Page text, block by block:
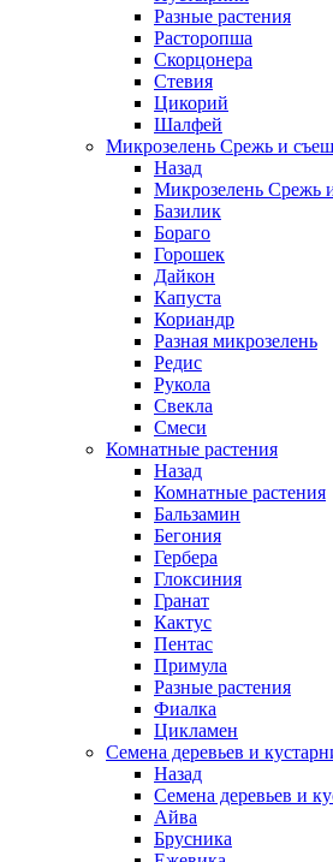
Разные растения
Расторопша
Скорцонера
Стевия
Цикорий
Шалфей
Микрозелень Срежь и
Назад
Микрозелень Срежь
Базилик
Бораго
Горошек
Дайкон
Капуста
Кориандр
Разная микрозелень
Редис
Рукола
Свекла
Смеси
Комнатные растения
Назад
Комнатные растения
Бальзамин
Бегония
Гербера
Глоксиния
Гранат
Кактус
Пентас
Примула
Разные растения
Фиалка
Цикламен
Семена деревьев и
Назад
Семена деревьев и
Айва
Брусника